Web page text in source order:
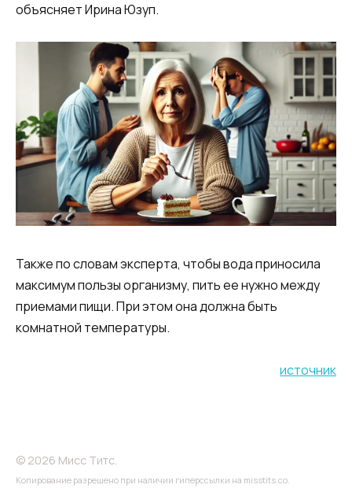
объясняет Ирина Юзуп.
Также по словам эксперта, чтобы вода приносила
максимум пользы организму, пить ее нужно между
приемами пищи. При этом она должна быть
комнатной температуры.
источник
© 2026 Мисс Титс.
Копирование разрешено при наличии гиперссылки на misstits.co.